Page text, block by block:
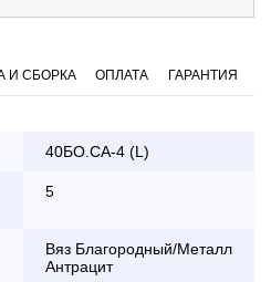
И СБОРКА ОПЛАТА ГАРАНТИЯ
40БО.СА-4 (L)
5
Вяз Благородный/Металл
Антрацит
осуществляется в будние